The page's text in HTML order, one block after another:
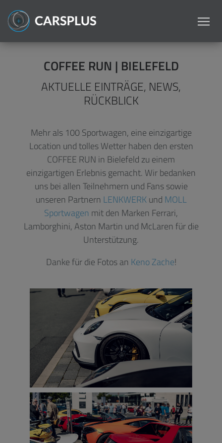
COFFEE RUN | BIELEFELD
AKTUELLE EINTRÄGE, NEWS,
RÜCKBLICK
Mehr als 100 Sportwagen, eine einzigartige
Location und tolles Wetter haben den ersten
COFFEE RUN in Bielefeld zu einem
einzigartigen Erlebnis gemacht. Wir bedanken
uns bei allen Teilnehmern und Fans sowie
unseren Partnern LENKWERKund MOLL
Sportwagen mit den Marken Ferrari,
Lamborghini, Aston Martin und McLaren für die
Unterstützung.
Danke für die Fotos an Keno Zache!